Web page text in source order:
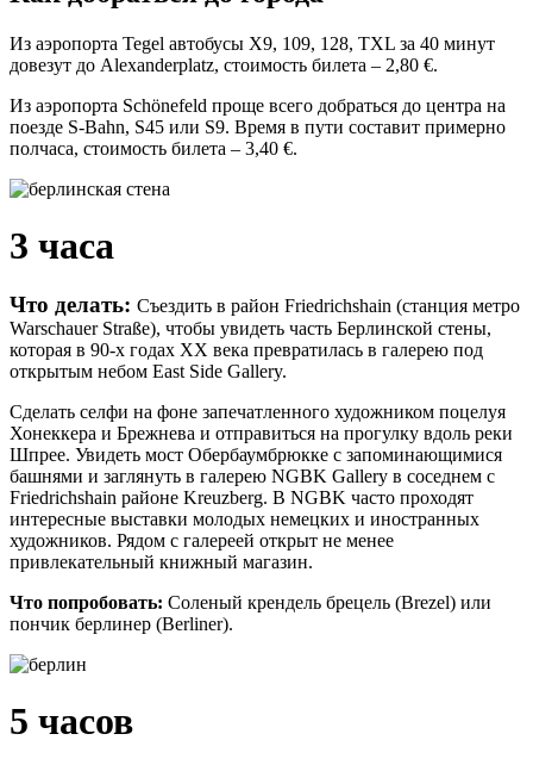
Из аэропорта Tegel автобусы X9, 109, 128, TXL за 40 минут
довезут до Alexanderplatz, стоимость билета – 2,80 €.
Из аэропорта Schönefeld проще всего добраться до центра на
поезде S-Bahn, S45 или S9. Время в пути составит примерно
полчаса, стоимость билета – 3,40 €.
3 часа
Что делать: Съездить в район Friedrichshain (станция метро
Warschauer Straße), чтобы увидеть часть Берлинской стены,
которая в 90-х годах ХХ века превратилась в галерею под
открытым небом East Side Gallery.
Сделать селфи на фоне запечатленного художником поцелуя
Хонеккера и Брежнева и отправиться на прогулку вдоль реки
Шпрее. Увидеть мост Обербаумбрюкке с запоминающимися
башнями и заглянуть в галерею NGBK Gallery в соседнем с
Friedrichshain районе Kreuzberg. В NGBK часто проходят
интересные выставки молодых немецких и иностранных
художников. Рядом с галереей открыт не менее
привлекательный книжный магазин.
Что попробовать: Соленый крендель брецель (Brezel) или
пончик берлинер (Berliner).
5 часов